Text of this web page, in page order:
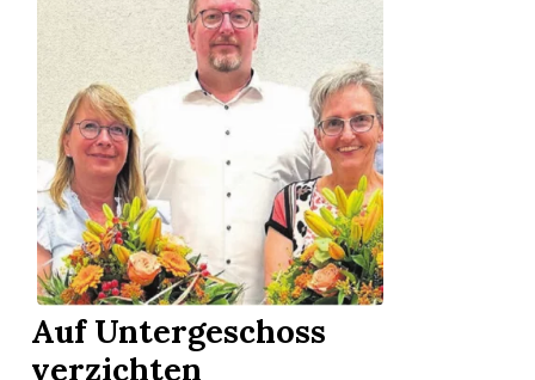
Auf Untergeschoss
verzichten